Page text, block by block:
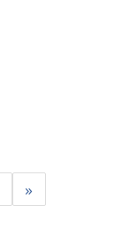
»